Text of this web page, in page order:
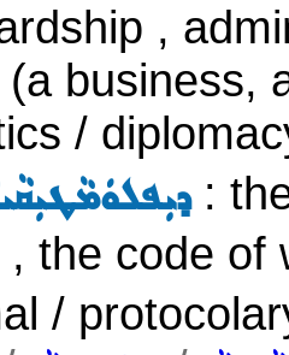
,
(a business,
/
:
, the code
/